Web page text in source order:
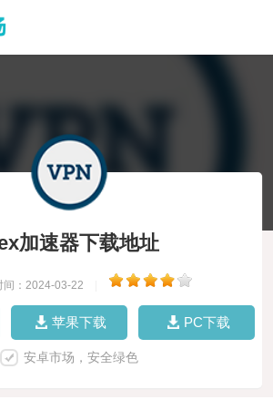
加速器下载地址
间：2024-03-22
苹果下载 PC下载
安卓市场，安全绿色